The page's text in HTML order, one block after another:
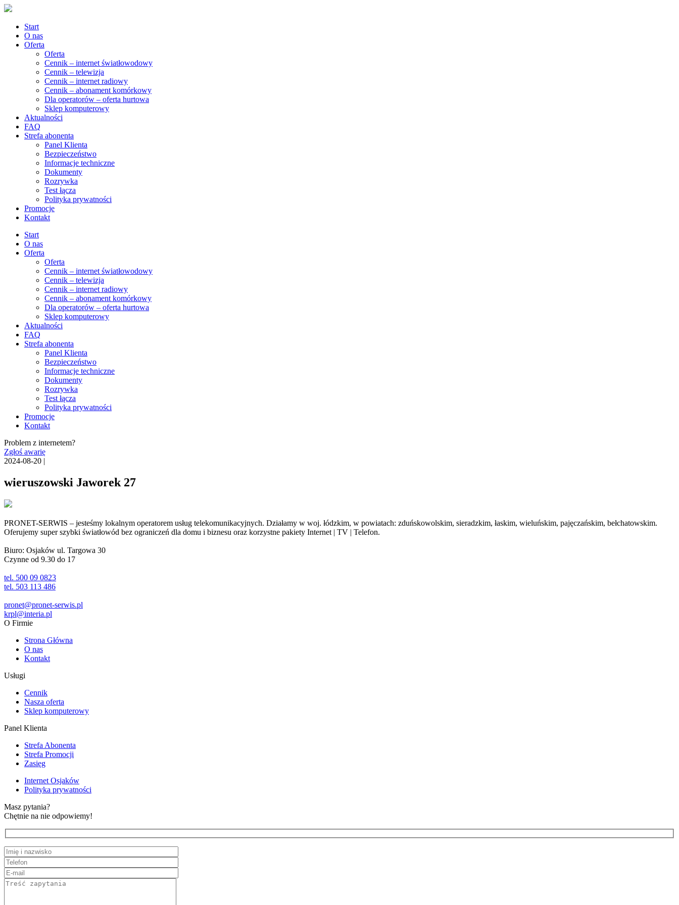
Start
O nas
Oferta
Oferta
Cennik – internet światłowodowy
Cennik – telewizja
Cennik – internet radiowy
Cennik – abonament komórkowy
Dla operatorów – oferta hurtowa
Sklep komputerowy
Aktualności
FAQ
Strefa abonenta
Panel Klienta
Bezpieczeństwo
Informacje techniczne
Dokumenty
Rozrywka
Test łącza
Polityka prywatności
Promocje
Kontakt
Start
O nas
Oferta
Oferta
Cennik – internet światłowodowy
Cennik – telewizja
Cennik – internet radiowy
Cennik – abonament komórkowy
Dla operatorów – oferta hurtowa
Sklep komputerowy
Aktualności
FAQ
Strefa abonenta
Panel Klienta
Bezpieczeństwo
Informacje techniczne
Dokumenty
Rozrywka
Test łącza
Polityka prywatności
Promocje
Kontakt
Problem z internetem?
Zgłoś awarię
2024-08-20 |
wieruszowski Jaworek 27
PRONET-SERWIS – jesteśmy lokalnym operatorem usług telekomunikacyjnych. Działamy w woj. łódzkim, w powiatach: zduńskowolskim, sieradzkim, łaskim, wieluńskim, pajęczańskim, bełchatowskim.
Oferujemy super szybki światłowód bez ograniczeń dla domu i biznesu oraz korzystne pakiety Internet | TV | Telefon.
Biuro: Osjaków ul. Targowa 30
Czynne od 9.30 do 17
tel. 500 09 0823
tel. 503 113 486
pronet@pronet-serwis.pl
krpl@interia.pl
O Firmie
Strona Główna
O nas
Kontakt
Usługi
Cennik
Nasza oferta
Sklep komputerowy
Panel Klienta
Strefa Abonenta
Strefa Promocji
Zasięg
Internet Osjaków
Polityka prywatności
Masz pytania?
Chętnie na nie odpowiemy!